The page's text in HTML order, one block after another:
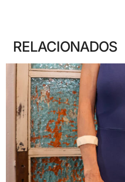
RELACIONADOS